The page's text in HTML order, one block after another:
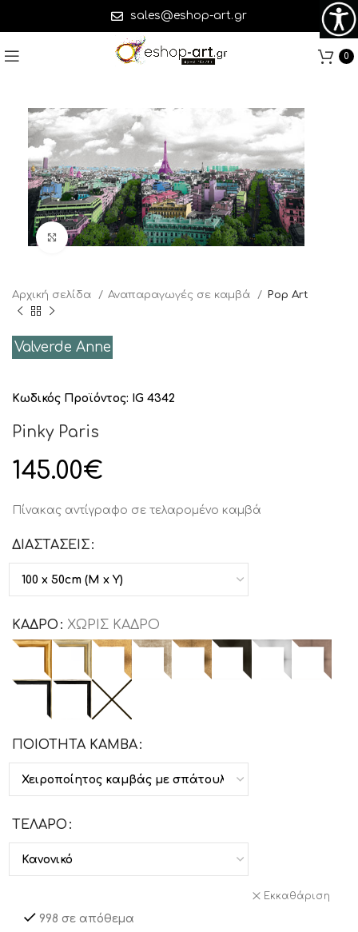
sales@eshop-art.gr
0
Click to enlarge
Αρχική σελίδα Αναπαραγωγές σε καμβά Pop Art
Valverde Anne
Κωδικός Προϊόντος: IG 4342
Pinky Paris
145.00€
Πίνακας αντίγραφο σε τελαρομένο καμβά
ΔΙΑΣΤΑΣΕΙΣ
ΚΑΔΡΟ ΧΩΡΙΣ ΚΑΔΡΟ
ΠΟΙΟΤΗΤΑ ΚΑΜΒΑ
ΤΕΛΑΡΟ
Εκκαθάριση
998 σε απόθεμα